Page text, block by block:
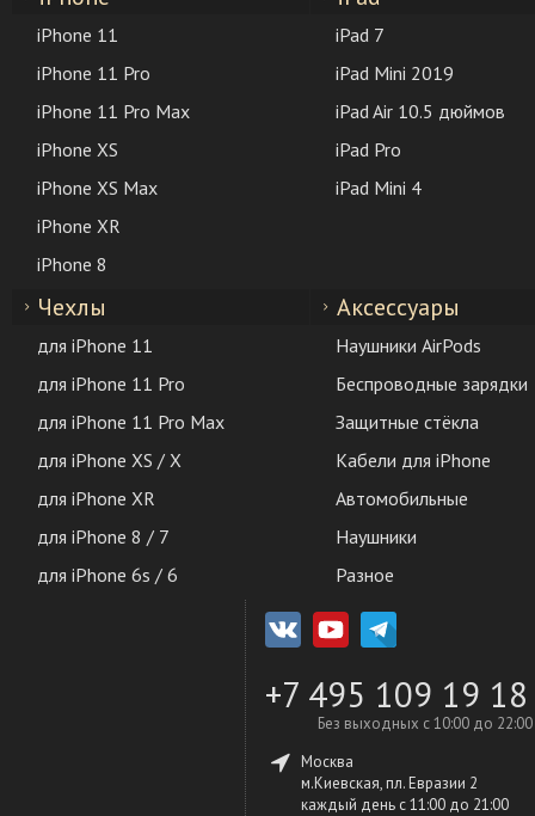
iPhone 11
iPhone 11 Pro
iPhone 11 Pro Max
iPhone XS
iPhone XS Max
iPhone XR
iPhone 8
iPad 7
iPad Mini 2019
iPad Air 10.5 дюймов
iPad Pro
iPad Mini 4
Чехлы
для iPhone 11
для iPhone 11 Pro
для iPhone 11 Pro Max
для iPhone XS / X
для iPhone XR
для iPhone 8 / 7
для iPhone 6s / 6
Аксессуары
Наушники AirPods
Беспроводные зарядки
Защитные стёкла
Кабели для iPhone
Автомобильные
Наушники
Разное
+7 495 109 19 18
Без выходных с 10:00 до 22:00
Москва
м.Киевская, пл. Евразии 2
каждый день c 11:00 до 21:00